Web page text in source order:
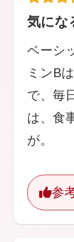
気にな
ベーシ
ミンB
で、毎
は、食
が。
参